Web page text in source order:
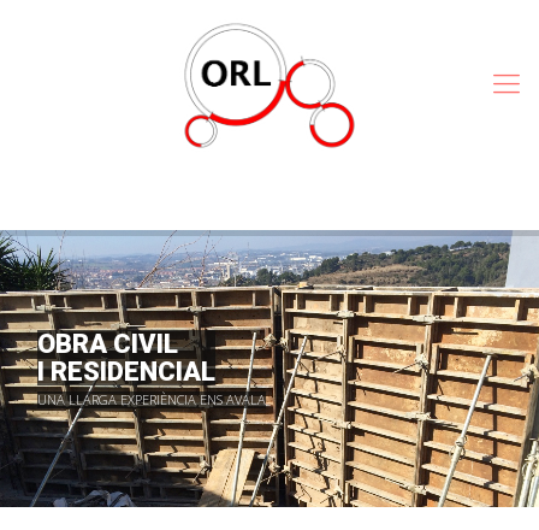
UNA LLARGA EXPERIÈNCIA ENS AVALA
OBRA CIVIL
I RESIDENCIAL